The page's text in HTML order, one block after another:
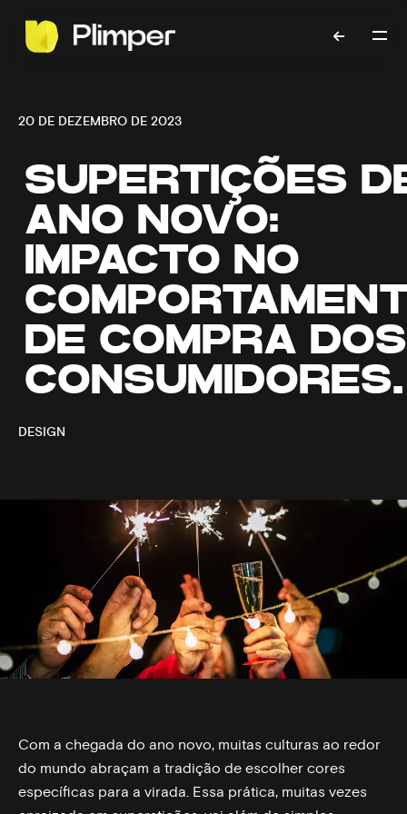
20 DE DEZEMBRO DE 2023
SUPERTIÇÕES
ANO NOVO:
IMPACTO NO
DE COMPRA DOS
CONSUMIDORES.
DESIGN
Com a chegada do ano novo, muitas culturas ao redor
do mundo abraçam a tradição de escolher cores
específicas para a virada. Essa prática, muitas vezes